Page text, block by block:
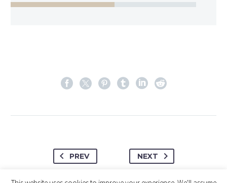
PREV NEXT